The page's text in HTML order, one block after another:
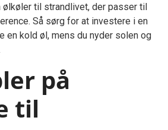
ølkøler til strandlivet, der passer til
Så sørg for at investere i en
en kold øl, mens du nyder solen og
på
til